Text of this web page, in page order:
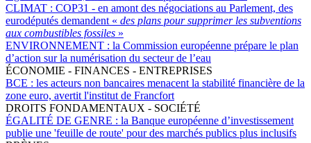
CLIMAT : COP31 - en amont des négociations au Parlement, des
eurodéputés demandent « des plans pour supprimer les subventions
aux combustibles fossiles »
ENVIRONNEMENT : la Commission européenne prépare le plan
d’action sur la numérisation du secteur de l’eau
ÉCONOMIE - FINANCES - ENTREPRISES
BCE : les acteurs non bancaires menacent la stabilité financière de la
zone euro, avertit l'institut de Francfort
DROITS FONDAMENTAUX - SOCIÉTÉ
ÉGALITÉ DE GENRE : la Banque européenne d’investissement
publie une 'feuille de route' pour des marchés publics plus inclusifs